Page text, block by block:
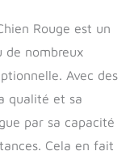
d'écorce
avec
de
Rouge est un
de nombreux
Avec des
qualité et sa
par sa capacité
Cela en fait